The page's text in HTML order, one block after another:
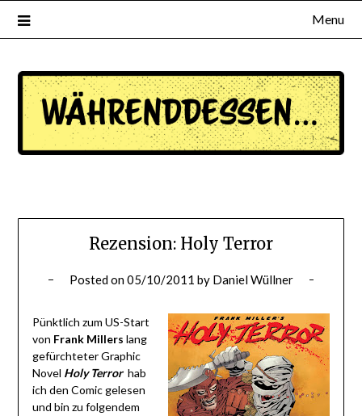
Menu
Rezension: Holy Terror
Posted on05/10/2011 by Daniel Wüllner
Pünktlich zum US-Start
von Frank Millers lang
gefürchteter Graphic
Novel Holy Terrorhab
ich den Comic gelesen
und bin zu folgendem